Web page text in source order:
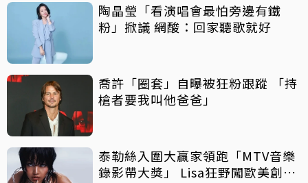
陶晶瑩「看演唱會最怕旁邊有鐵
粉」掀議 網酸：回家聽歌就好
喬許「圈套」自曝被狂粉跟蹤 「持
槍者要我叫他爸爸」
泰勒絲入圍大贏家領跑「MTV音樂
錄影帶大獎」 Lisa狂野闖歐美創佳